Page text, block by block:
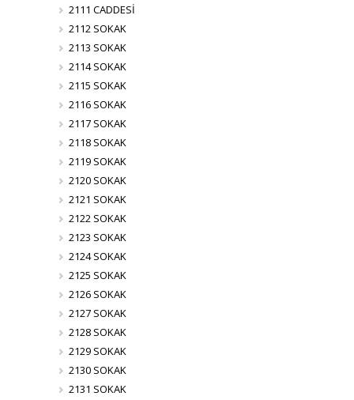
2111 CADDESİ
2112 SOKAK
2113 SOKAK
2114 SOKAK
2115 SOKAK
2116 SOKAK
2117 SOKAK
2118 SOKAK
2119 SOKAK
2120 SOKAK
2121 SOKAK
2122 SOKAK
2123 SOKAK
2124 SOKAK
2125 SOKAK
2126 SOKAK
2127 SOKAK
2128 SOKAK
2129 SOKAK
2130 SOKAK
2131 SOKAK